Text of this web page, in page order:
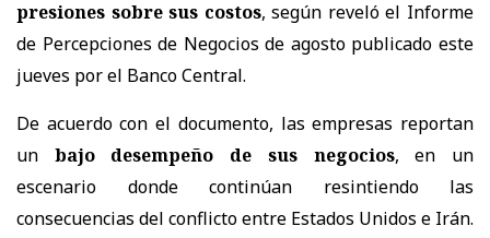
presiones sobre sus costos, según reveló el Informe
de Percepciones de Negocios de agosto publicado este
jueves por el Banco Central.
De acuerdo con el documento, las empresas reportan
un bajo desempeño de sus negocios, en un
escenario donde continúan resintiendo las
consecuencias del conflicto entre Estados Unidos e Irán.